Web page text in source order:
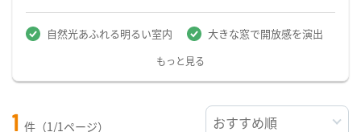
自然光あふれる明るい室内 大きな窓で開放感を演出
もっと見る
1 件（1/1ページ）